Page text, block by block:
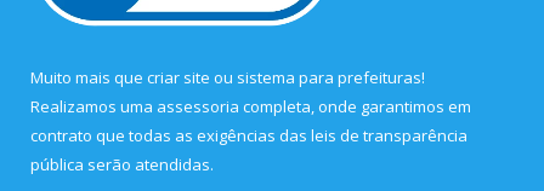
Muito mais que criar site ou sistema para prefeituras!
Realizamos uma assessoria completa, onde garantimos em
contrato que todas as exigências das leis de transparência
pública serão atendidas.